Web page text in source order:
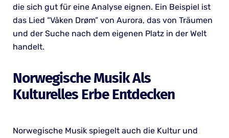
die sich gut für eine Analyse eignen. Ein Beispiel ist
das Lied “Våken Drøm” von Aurora, das von Träumen
und der Suche nach dem eigenen Platz in der Welt
handelt.
Norwegische Musik Als
Kulturelles Erbe Entdecken
Norwegische Musik spiegelt auch die Kultur und